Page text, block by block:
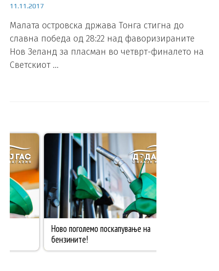
11.11.2017
Малата островска држава Тонга стигна до
славна победа од 28:22 над фаворизираните
Нов Зеланд за пласман во четврт-финалето на
Светскиот …